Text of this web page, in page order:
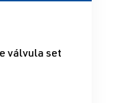
válvula set